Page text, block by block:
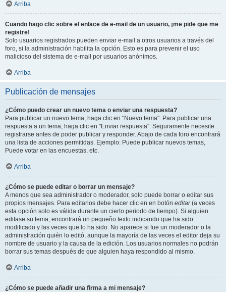
Arriba
Cuando hago clic sobre el enlace de e-mail de un usuario, ¡me pide que me
registre!
Solo usuarios registrados pueden enviar e-mail a otros usuarios a través del
foro, si la administración habilita la opción. Esto es para prevenir el uso
malicioso del sistema de e-mail por usuarios anónimos.
Arriba
Publicación de mensajes
¿Cómo puedo crear un nuevo tema o enviar una respuesta?
Para publicar un nuevo tema, haga clic en "Nuevo tema". Para publicar una
respuesta a un tema, haga clic en "Enviar respuesta". Seguramente necesite
registrarse antes de poder publicar y responder. Abajo de cada foro encontrará
una lista de acciones permitidas. Ejemplo: Puede publicar nuevos temas,
Puede votar en las encuestas, etc.
Arriba
¿Cómo se puede editar o borrar un mensaje?
A menos que sea administrador o moderador, solo puede borrar o editar sus
propios mensajes. Para editarlos debe hacer clic en en botón editar(a veces
esta opción solo es válida durante un cierto periodo de tiempo). Si alguien
editase su tema, encontrará un pequeño texto indicando que ha sido
modificado y las veces que lo ha sido. No aparece si fue un moderador o la
administración quién lo editó, aunque la mayoría de las veces el editor deja su
nombre de usuario y la causa de la edición. Los usuarios normales no podrán
borrar sus temas después de que alguien haya respondido al mismo.
Arriba
¿Cómo se puede añadir una firma a mi mensaje?